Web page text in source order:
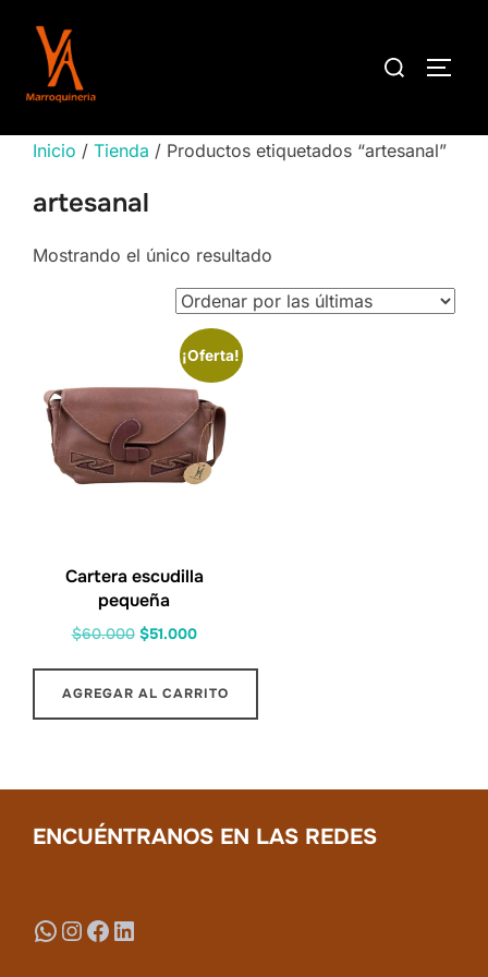
contenido
Buscar:
Inicio / Tienda / Productos etiquetados “artesanal”
artesanal
Mostrando el único resultado
¡Oferta!
Cartera escudilla
pequeña
$60.000 El
original
$51.000El
actual
AGREGAR AL CARRITO
ENCUÉNTRANOS EN LAS REDES
WhatsApp
Instagram
Facebook
LinkedIn